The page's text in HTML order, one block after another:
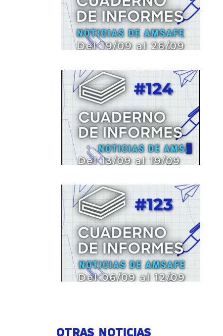
OTRAS NOTICIAS